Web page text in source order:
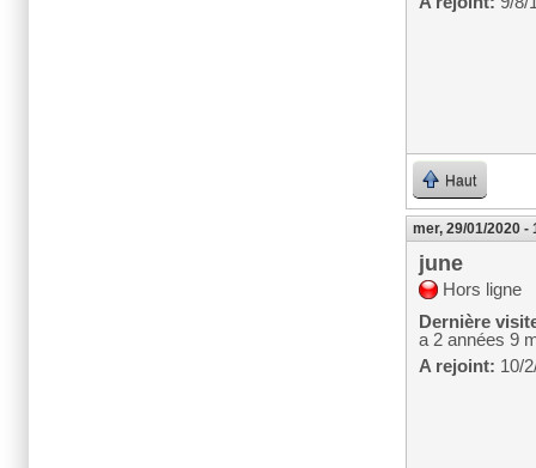
Haut
mer, 29/01/2020 -
june
Hors ligne
Dernière
a 2 années 9
A rejoint: 10/